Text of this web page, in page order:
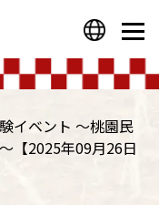
イベント ～桃園民
【2025年09月26日